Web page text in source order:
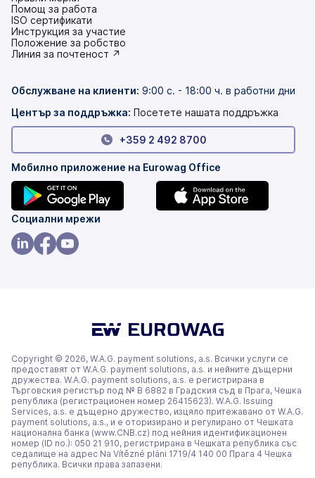
Помощ за работа
ISO сертификати
Инструкция за участие
(това
е
раздел)
Положение за робство
(това
нов
раздел)
Линия за почтеност ↗
Обслужване на клиенти: 9:00 с. - 18:00 ч. в работни дни
Център за поддръжка: Посетете нашата поддръжка
+359 2 492 8700
Мобилно приложение на Eurowag Office
(това
е
в
Социални мрежи
раздел)
Copyright © 2026, W.A.G. payment solutions, a.s. Всички услуги се
предоставят от W.A.G. payment solutions, a.s. и нейните дъщерни
дружества. W.A.G. payment solutions, a.s. е регистрирана в
Търговския регистър под № В 6882 в Градския съд в Прага, Чешка
република (регистрационен номер 26415623). W.A.G. Issuing
Services, a.s. е дъщерно дружество, изцяло притежавано от W.A.G.
payment solutions, a.s., и е оторизирано и регулирано от Чешката
национална банка (www.CNB.cz) под нейния идентификационен
номер (ID no.): 050 21 910, регистрирана в Чешката република със
седалище на адрес Na Vítězné pláni 1719/4 140 00 Прага 4 Чешка
република. Всички права запазени.